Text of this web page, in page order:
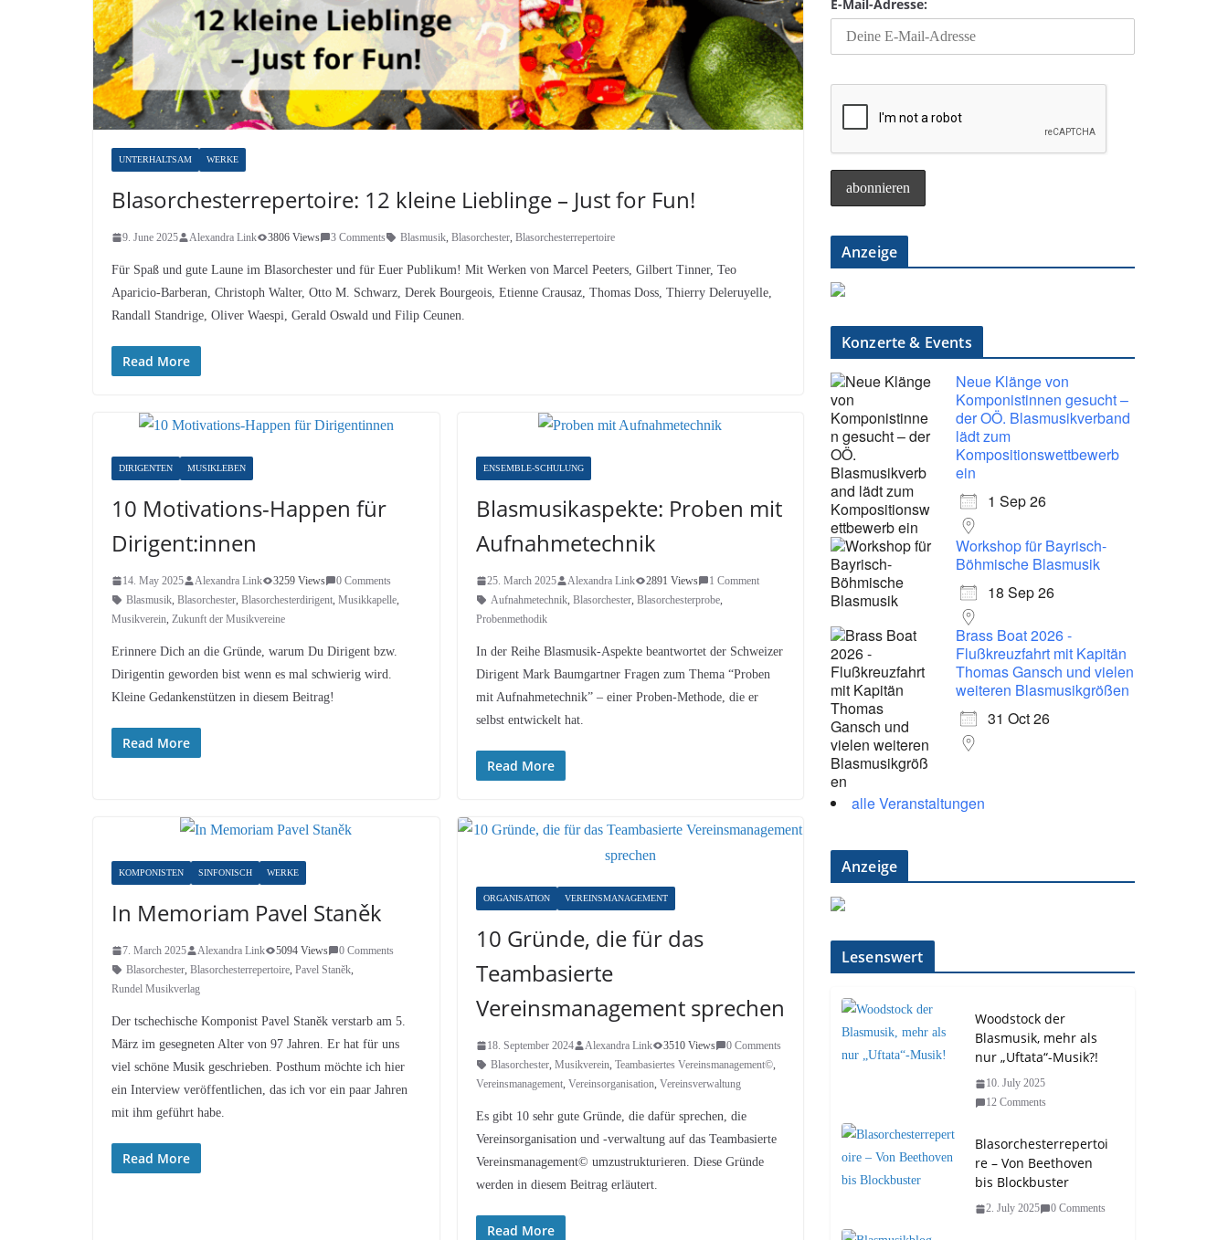
UNTERHALTSAM WERKE
Blasorchesterrepertoire: 12 kleine Lieblinge – Just for Fun!
9. June 2025 Alexandra Link 3806 Views 3 Comments Blasmusik Blasorchester Blasorchesterrepertoire
Für Spaß und gute Laune im Blasorchester und für Euer Publikum! Mit Werken von Marcel Peeters, Gilbert Tinner, Teo
Aparicio-Barberan, Christoph Walter, Otto M. Schwarz, Derek Bourgeois, Etienne Crausaz, Thomas Doss, Thierry Deleruyelle,
Randall Standrige, Oliver Waespi, Gerald Oswald und Filip Ceunen.
Read More
DIRIGENTEN MUSIKLEBEN
10 Motivations-Happen für
Dirigent:innen
14. May 2025 Alexandra Link 3259 Views
0 Comments
Blasmusik Blasorchester Blasorchesterdirigent Musikkapelle
Musikverein Zukunft der Musikvereine
Erinnere Dich an die Gründe, warum Du Dirigent bzw.
Dirigentin geworden bist wenn es mal schwierig wird.
Kleine Gedankenstützen in diesem Beitrag!
Read More
ENSEMBLE-SCHULUNG
Blasmusikaspekte: Proben mit
Aufnahmetechnik
25. March 2025 Alexandra Link 2891 Views
1 Comment
Aufnahmetechnik, Blasorchester, Blasorchesterprobe,
Probenmethodik
In der Reihe Blasmusik-Aspekte beantwortet der Schweizer
Dirigent Mark Baumgartner Fragen zum Thema “Proben
mit Aufnahmetechnik” – einer Proben-Methode, die er
selbst entwickelt hat.
Read More
KOMPONISTEN SINFONISCH WERKE
In Memoriam Pavel Staněk
7. March 2025 Alexandra Link 5094 Views
0 Comments
Blasorchester Blasorchesterrepertoire Pavel Staněk
Rundel Musikverlag
Der tschechische Komponist Pavel Staněk verstarb am 5.
März im gesegneten Alter von 97 Jahren. Er hat für uns
viel schöne Musik geschrieben. Posthum möchte ich hier
ein Interview veröffentlichen, das ich vor ein paar Jahren
mit ihm geführt habe.
Read More
ORGANISATION VEREINSMANAGEMENT
10 Gründe, die für das
Teambasierte
Vereinsmanagement sprechen
18. September 2024 Alexandra Link 3510 Views
0 Comments
Blasorchester, Musikverein Teambasiertes Vereinsmanagement©,
Vereinsmanagement, Vereinsorganisation Vereinsverwaltung
Es gibt 10 sehr gute Gründe, die dafür sprechen, die
Vereinsorganisation und -verwaltung auf das Teambasierte
Vereinsmanagement© umzustrukturieren. Diese Gründe
werden in diesem Beitrag erläutert.
Read More
E-Mail-Adresse:
Anzeige
Konzerte & Events
Neue Klänge von
Komponistinnen gesucht –
der OÖ. Blasmusikverband
lädt zum
Kompositionswettbewerb
ein
1 Sep 26
Workshop für Bayrisch-
Böhmische Blasmusik
18 Sep 26
Brass Boat 2026 -
Flußkreuzfahrt mit Kapitän
Thomas Gansch und vielen
weiteren Blasmusikgrößen
31 Oct 26
alle Veranstaltungen
Anzeige
Lesenswert
Woodstock der
Blasmusik, mehr als
nur „Uftata“-Musik?!
10. July 2025
12 Comments
Blasorchesterrepertoi
re – Von Beethoven
bis Blockbuster
2. July 2025 0 Comments